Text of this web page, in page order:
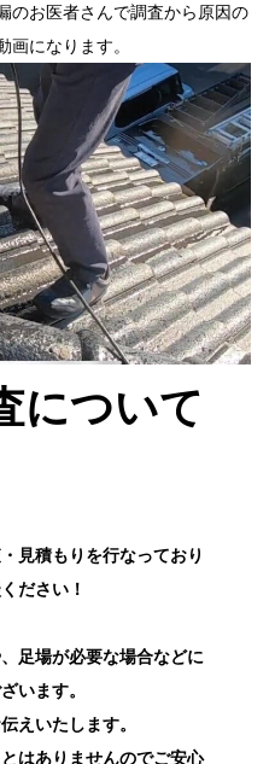
のお医者さんで調査から原因の
になります。
について
見積もりを行なっており
ださい！
足場が必要な場合などに
います。
えいたします。
はありませんのでご安心